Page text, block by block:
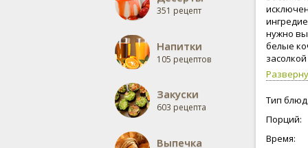
351 рецепт
Напитки
105 рецептов
Закуски
603 рецепта
Выпечка
нужно
белые
будет
моркови
Соль
мять
Тип
Порций:
Время: